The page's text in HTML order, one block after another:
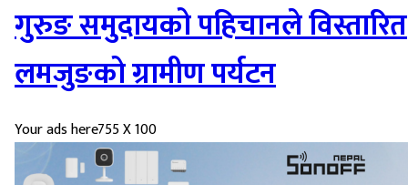
गुरुङ समुदायको पहिचानले विस्तारित
लमजुङको ग्रामीण पर्यटन
Your ads here755 X 100